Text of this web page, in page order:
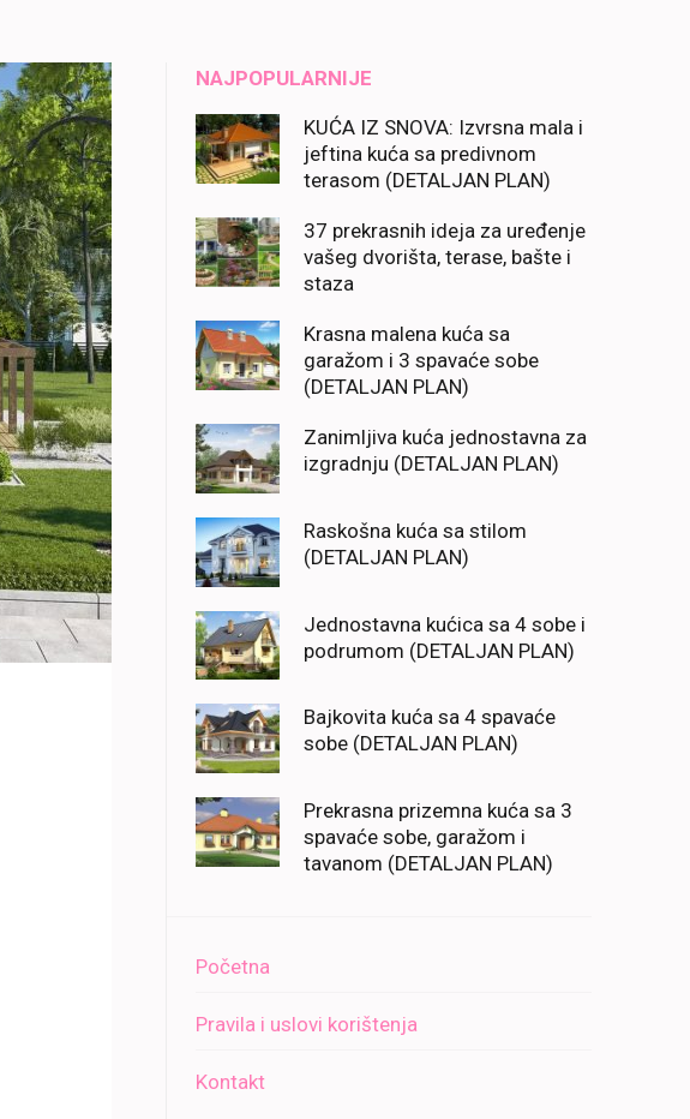
NAJPOPULARNIJE
KUĆA IZ SNOVA: Izvrsna mala i
jeftina kuća sa predivnom
terasom (DETALJAN PLAN)
37 prekrasnih ideja za uređenje
vašeg dvorišta, terase, bašte i
staza
Krasna malena kuća sa
garažom i 3 spavaće sobe
(DETALJAN PLAN)
Zanimljiva kuća jednostavna za
izgradnju (DETALJAN PLAN)
Raskošna kuća sa stilom
(DETALJAN PLAN)
Jednostavna kućica sa 4 sobe i
podrumom (DETALJAN PLAN)
Bajkovita kuća sa 4 spavaće
sobe (DETALJAN PLAN)
Prekrasna prizemna kuća sa 3
spavaće sobe, garažom i
tavanom (DETALJAN PLAN)
Početna
Pravila i uslovi korištenja
Kontakt